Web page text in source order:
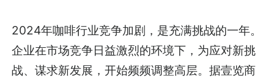
2024年咖啡行业竞争加剧，是充满挑战的一年。
企业在市场竞争日益激烈的环境下，为应对新挑
战、谋求新发展，开始频频调整高层。据壹览商